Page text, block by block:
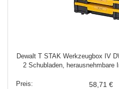
Dewalt T STAK Werkzeugbox IV
2 Schubladen, herausnehmbare
58,71 €